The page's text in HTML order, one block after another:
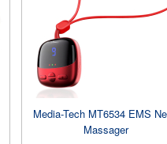
Media-Tech MT6534 EMS
Massager